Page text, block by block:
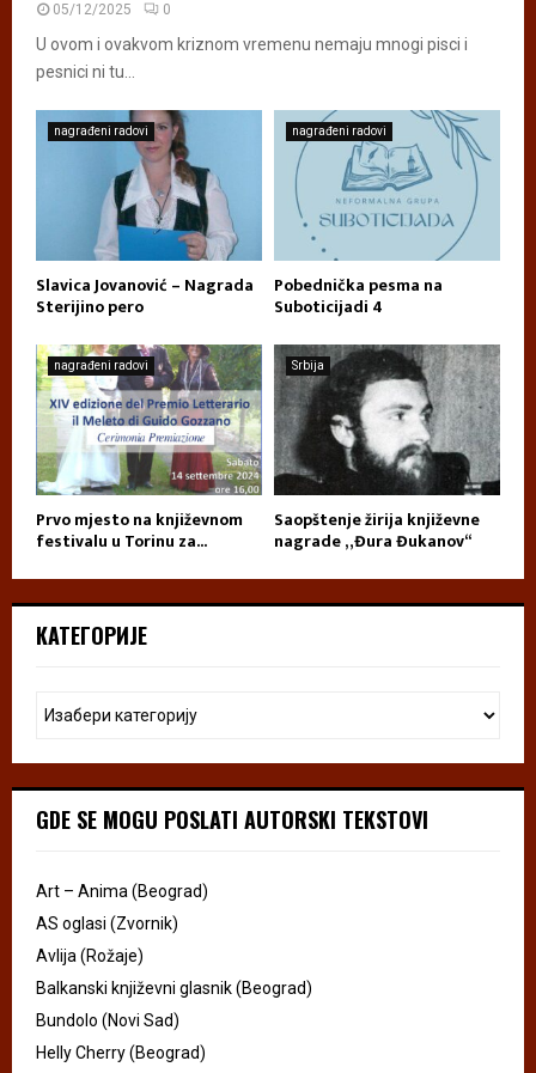
05/12/2025 0
U ovom i ovakvom kriznom vremenu nemaju mnogi pisci i
pesnici ni tu...
nagrađeni radovi
Slavica Jovanović – Nagrada
Sterijino pero
nagrađeni radovi
Pobednička pesma na
Suboticijadi 4
nagrađeni radovi
Prvo mjesto na književnom
festivalu u Torinu za...
Srbija
Saopštenje žirija književne
nagrade „Đura Đukanov“
КАТЕГОРИЈЕ
GDE SE MOGU POSLATI AUTORSKI TEKSTOVI
Art – Anima (Beograd)
AS oglasi (Zvornik)
Avlija (Rožaje)
Balkanski književni glasnik (Beograd)
Bundolo (Novi Sad)
Helly Cherry (Beograd)